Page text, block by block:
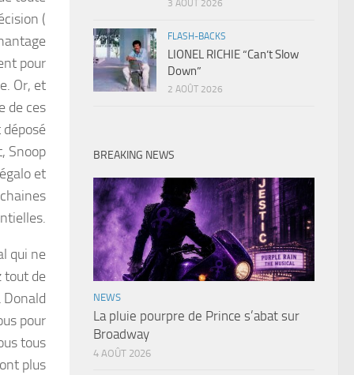
(
pour
Or, et
de ces
Snoop
et
qui ne
tout de
pour
tous
plus
3 AOÛT 2026
FLASH-BACKS
LIONEL RICHIE “Can’t Slow
Down”
2 AOÛT 2026
BREAKING NEWS
NEWS
La pluie pourpre de Prince s’abat sur
Broadway
4 AOÛT 2026